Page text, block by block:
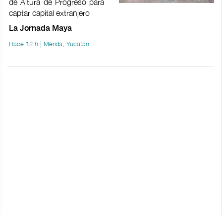
de Altura de Progreso para
captar capital extranjero
La Jornada Maya
Hace 12 h | Mérida, Yucatán